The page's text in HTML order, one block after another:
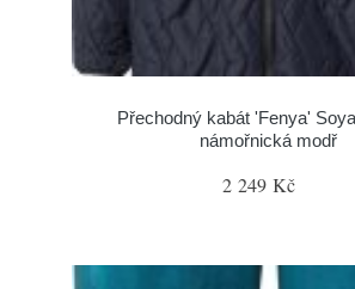
Přechodný kabát 'Fenya'
námořnická modř
2 249 Kč